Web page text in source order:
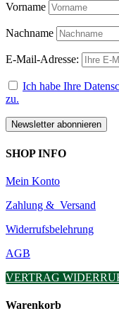
Vorname
Nachname
E-Mail-Adresse:
Ich habe Ihre
zu.
SHOP INFO
Mein Konto
Zahlung & Versand
Widerrufsbelehrung
AGB
VERTRAG
Warenkorb